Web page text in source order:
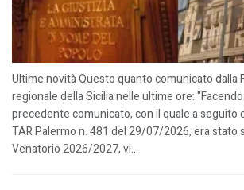
Ultime novità Questo quanto comunicato dalla
regionale della Sicilia nelle ultime ore:
precedente comunicato, con il quale a seguito
TAR Palermo n. 481 del 29/07/2026, era stato
Venatorio 2026/2027, vi...